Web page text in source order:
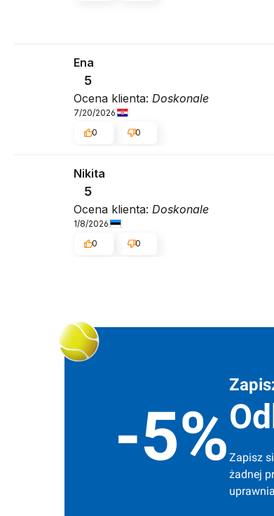
Ena
5
Ocena klienta: Doskonale
7/20/2026
0
0
Nikita
5
Ocena klienta: Doskonale
1/8/2026
0
0
-5% Zapisz
żadnej